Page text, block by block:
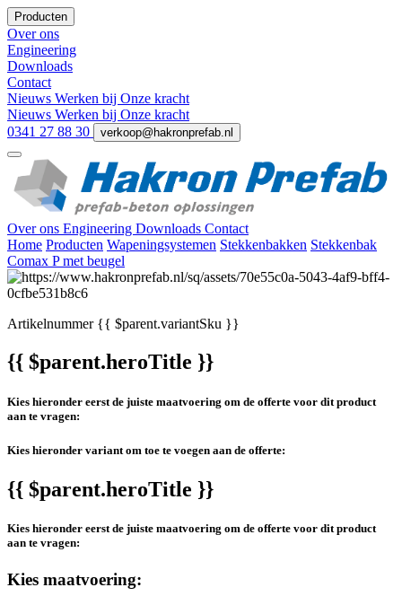
Producten
Over ons
Engineering
Downloads
Contact
Nieuws Werken bij Onze kracht
Nieuws Werken bij Onze kracht
0341 27 88 30
verkoop@hakronprefab.nl
Over ons Engineering Downloads Contact
Home Producten Wapeningsystemen Stekkenbakken Stekkenbak
Comax P met beugel
Artikelnummer{{ $parent.variantSku }}
{{ $parent.heroTitle }}
Kies hieronder eerst de juiste maatvoering om de offerte voor dit product
aan te vragen:
Kies hieronder variant om toe te voegen aan de offerte:
{{ $parent.heroTitle }}
Kies hieronder eerst de juiste maatvoering om de offerte voor dit product
aan te vragen:
Kies maatvoering: